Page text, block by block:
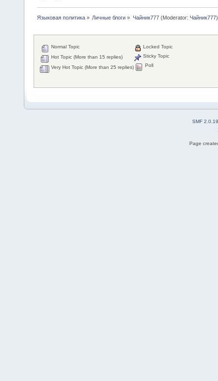
Языковая политика» Личные блоги » Чайник777(Moderator: Чайник777)
Normal Topic
Hot Topic (More than 15 replies)
Very Hot Topic (More than 25 replies)
Locked Topic
Sticky Topic
Poll
SMF 2.0.19
Page